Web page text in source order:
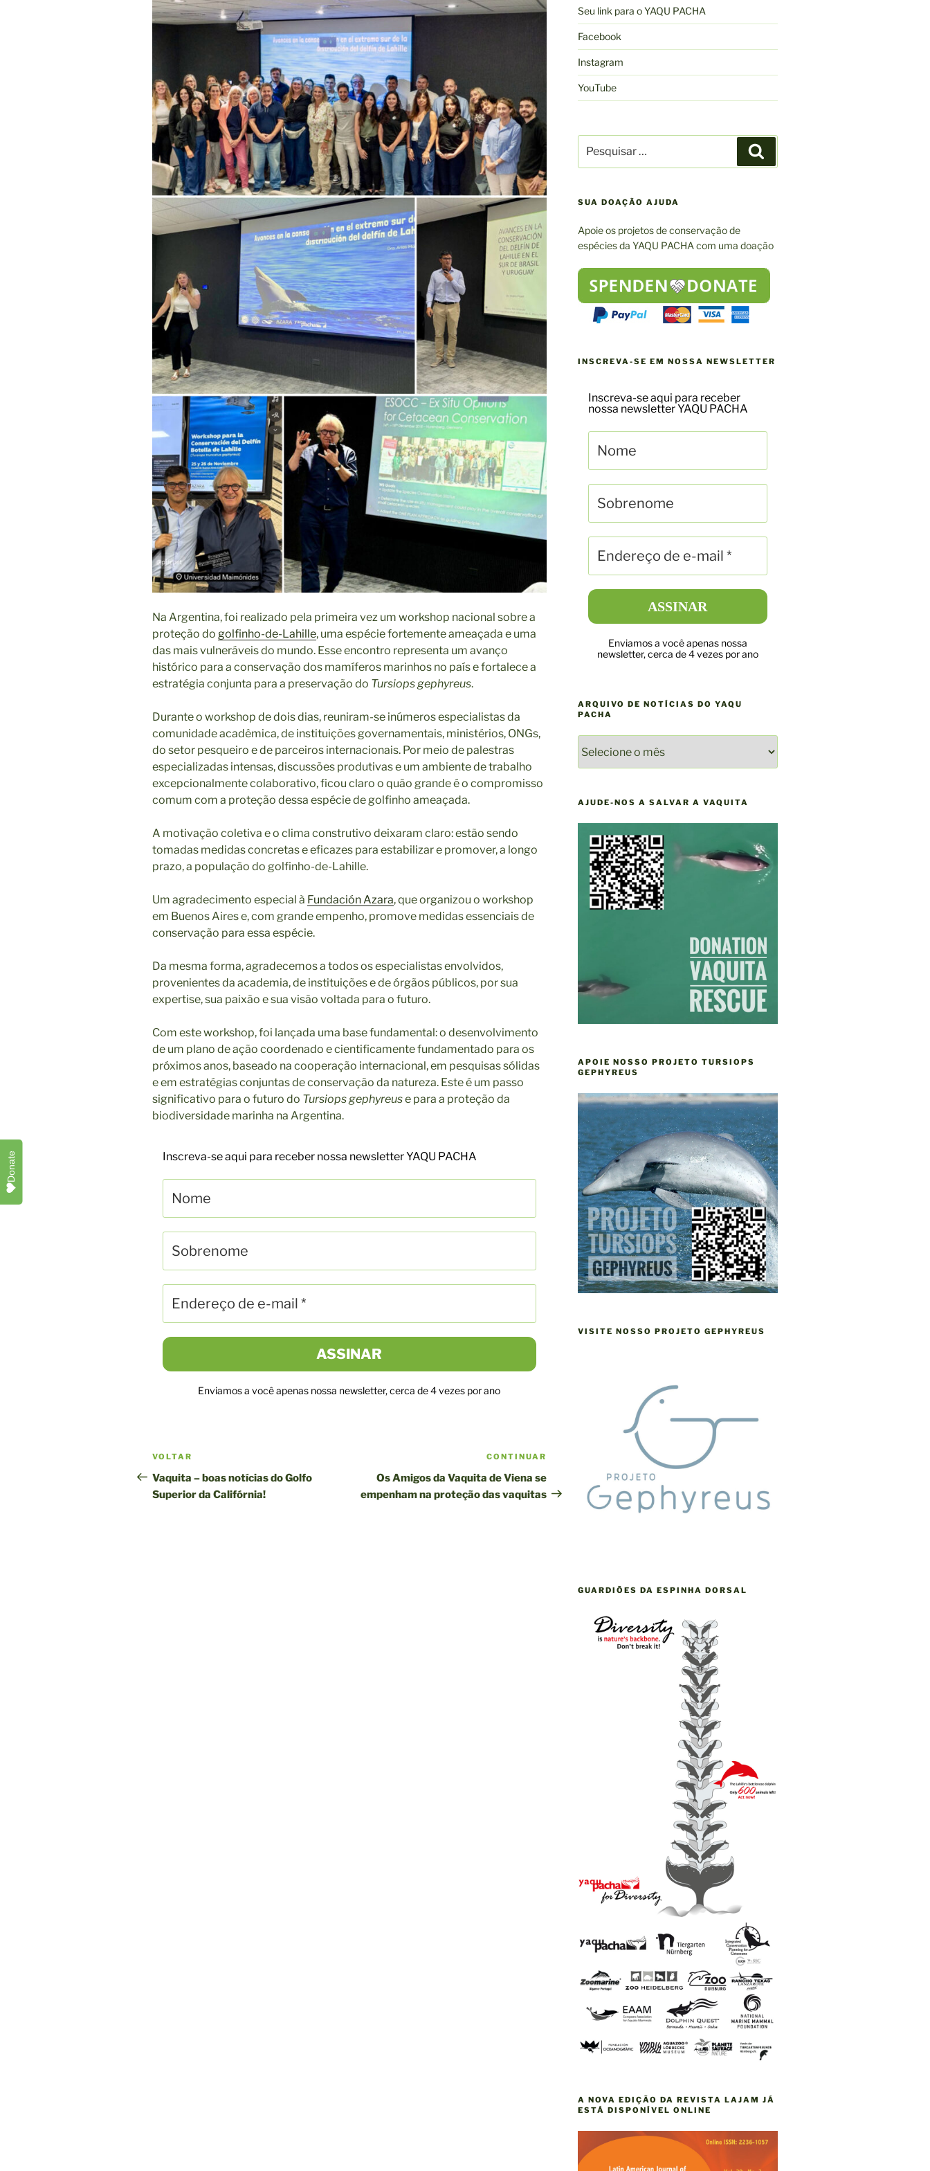
Na Argentina, foi realizado pela primeira vez um workshop nacional sobre a
proteção do golfinho-de-Lahille, uma espécie fortemente ameaçada e uma
das mais vulneráveis do mundo. Esse encontro representa um avanço
histórico para a conservação dos mamíferos marinhos no país e fortalece a
estratégia conjunta para a preservação do Tursiops gephyreus.
Durante o workshop de dois dias, reuniram-se inúmeros especialistas da
comunidade acadêmica, de instituições governamentais, ministérios, ONGs,
do setor pesqueiro e de parceiros internacionais. Por meio de palestras
especializadas intensas, discussões produtivas e um ambiente de trabalho
excepcionalmente colaborativo, ficou claro o quão grande é o compromisso
comum com a proteção dessa espécie de golfinho ameaçada.
A motivação coletiva e o clima construtivo deixaram claro: estão sendo
tomadas medidas concretas e eficazes para estabilizar e promover, a longo
prazo, a população do golfinho-de-Lahille.
Um agradecimento especial à Fundación Azara, que organizou o workshop
em Buenos Aires e, com grande empenho, promove medidas essenciais de
conservação para essa espécie.
Da mesma forma, agradecemos a todos os especialistas envolvidos,
provenientes da academia, de instituições e de órgãos públicos, por sua
expertise, sua paixão e sua visão voltada para o futuro.
Com este workshop, foi lançada uma base fundamental: o desenvolvimento
de um plano de ação coordenado e cientificamente fundamentado para os
próximos anos, baseado na cooperação internacional, em pesquisas sólidas
e em estratégias conjuntas de conservação da natureza. Este é um passo
significativo para o futuro do Tursiops gephyreuse para a proteção da
biodiversidade marinha na Argentina.
Inscreva-se aqui para receber nossa newsletter YAQU PACHA
Enviamos a você apenas nossa newsletter, cerca de 4 vezes por ano
Navegação
pela
publicação
Postagem
anterior
VOLTAR
Vaquita – boas notícias do Golfo
Superior da Califórnia!
publicação
CONTINUAR
Os Amigos da Vaquita de Viena se
empenham na proteção das vaquitas
Seu link para o YAQU PACHA
Facebook
Instagram
YouTube
por:
SUA DOAÇÃO AJUDA
Apoie os projetos de conservação de
espécies da YAQU PACHA com uma doação
INSCREVA-SE EM NOSSA NEWSLETTER
Inscreva-se aqui para receber
nossa newsletter YAQU PACHA
Enviamos a você apenas nossa
newsletter, cerca de 4 vezes por ano
ARQUIVO DE NOTÍCIAS DO YAQU
PACHA
DE
NOTÍCIAS
YAQU
AJUDE-NOS A SALVAR A VAQUITA
APOIE NOSSO PROJETO TURSIOPS
GEPHYREUS
VISITE NOSSO PROJETO GEPHYREUS
GUARDIÕES DA ESPINHA DORSAL
A NOVA EDIÇÃO DA REVISTA LAJAM JÁ
ESTÁ DISPONÍVEL ONLINE
Donate